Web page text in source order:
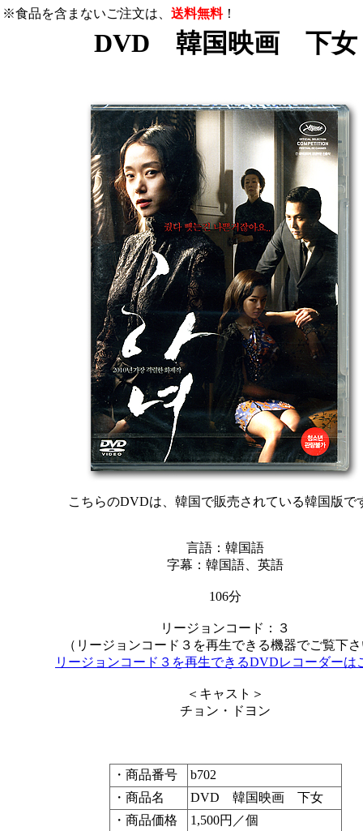
※食品を含まないご注文は、 送料無料！
DVD 韓国映画 下女
こちらのDVDは、韓国で販売されている韓国版で
言語：韓国語
字幕：韓国語、英語
106分
リージョンコード：３
（リージョンコード３を再生できる機器でご覧下
リージョンコード３を再生できるDVDレコーダーは
＜キャスト＞
チョン・ドヨン
・商品番号
b702
・商品名
DVD 韓国映画 下女
・商品価格
1,500円／個